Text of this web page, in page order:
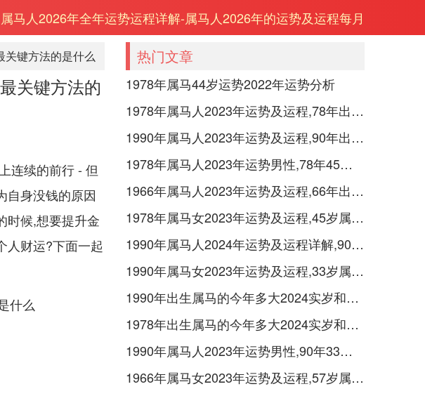
属马人2026年全年运势运程详解-属马人2026年的运势及运程每月
关键方法的是什么
关键方法的
连续的前行 - 但
自身没钱的原因
时候,想要提升金
人财运?下面一起
热门文章
1978年属马44岁运势2022年运势分析
1978年属马人2023年运势及运程,78年出生的45岁生肖马2023年每月运势详解
1990年属马人2023年运势及运程,90年出生的33岁生肖马2023年每月运势详解
1978年属马人2023年运势男性,78年45岁属马男2023年每月运程怎么样
1966年属马人2023年运势及运程,66年出生的57岁生肖马2023年每月运势详解
1978年属马女2023年运势及运程,45岁属马人2023全年每月运势女性如何
1990年属马人2024年运势及运程详解,90年出生34岁肖马人在2024全年每月运势完整版
1990年属马女2023年运势及运程,33岁属马人2023全年每月运势女性如何
1990年出生属马的今年多大2024实岁和虚岁
1978年出生属马的今年多大2024实岁和虚岁
1990年属马人2023年运势男性,90年33岁属马男2023年每月运程怎么样
1966年属马女2023年运势及运程,57岁属马人2023全年每月运势女性如何